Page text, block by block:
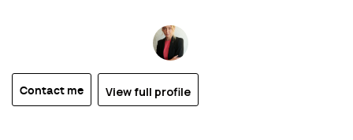
Contact me View full profile